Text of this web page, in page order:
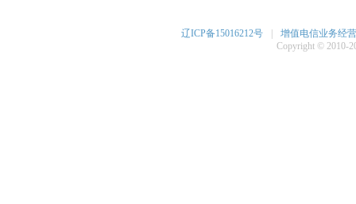
辽ICP备15016212号
增值电信业务经
Copyright © 2010-